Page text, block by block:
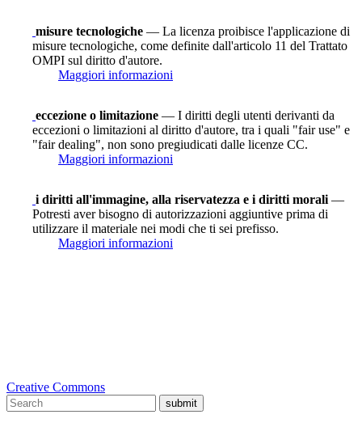
misure tecnologiche — La licenza proibisce l'applicazione di
misure tecnologiche, come definite dall'articolo 11 del Trattato
OMPI sul diritto d'autore.
Maggiori informazioni
eccezione o limitazione — I diritti degli utenti derivanti da
eccezioni o limitazioni al diritto d'autore, tra i quali "fair use" e
"fair dealing", non sono pregiudicati dalle licenze CC.
Maggiori informazioni
i diritti all'immagine, alla riservatezza e i diritti morali —
Potresti aver bisogno di autorizzazioni aggiuntive prima di
utilizzare il materiale nei modi che ti sei prefisso.
Maggiori informazioni
Creative Commons
submit